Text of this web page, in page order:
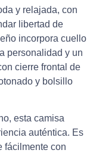
y relajada, con
libertad de
incorpora cuello
personalidad y un
cierre frontal de
y bolsillo
esta camisa
auténtica. Es
fácilmente con